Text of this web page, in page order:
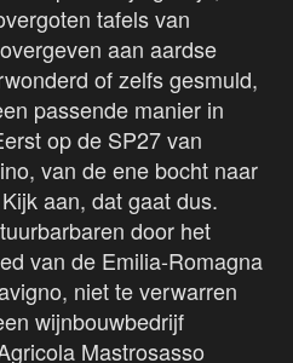
tafels van
aan aardse
of zelfs gesmuld,
passende manier in
op de SP27 van
van de ene bocht naar
aan, dat gaat dus.
door het
van de Emilia-Romagna
niet te verwarren
wijnbouwbedrijf
Mastrosasso